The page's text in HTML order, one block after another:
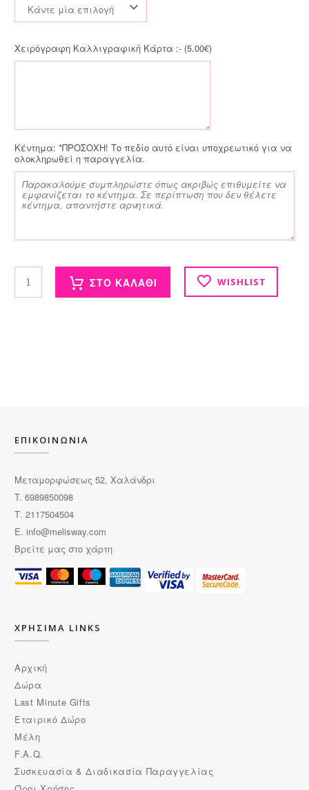
Κάντε μία επιλογή
Χειρόγραφη Καλλιγραφική Κάρτα :- (5.00€)
Κέντημα: *ΠΡΟΣΟΧΗ! Το πεδίο αυτό είναι υποχρεωτικό για να
ολοκληρωθεί η παραγγελία.
Χαρτοφύλακας με κέντημα ποσότητα
ΣΤΟ ΚΑΛΑΘΙ WISHLIST
ΕΠΙΚΟΙΝΩΝΙΑ
Μεταμορφώσεως 52, Χαλάνδρι
T. 6989850098
Τ. 2117504504
E. info@melisway.com
Βρείτε μας στο χάρτη
ΧΡΗΣΙΜΑ LINKS
Αρχική
Δώρα
Last Minute Gifts
Εταιρικό Δώρο
Μέλη
F.A.Q.
Συσκευασία & Διαδικασία Παραγγελίας